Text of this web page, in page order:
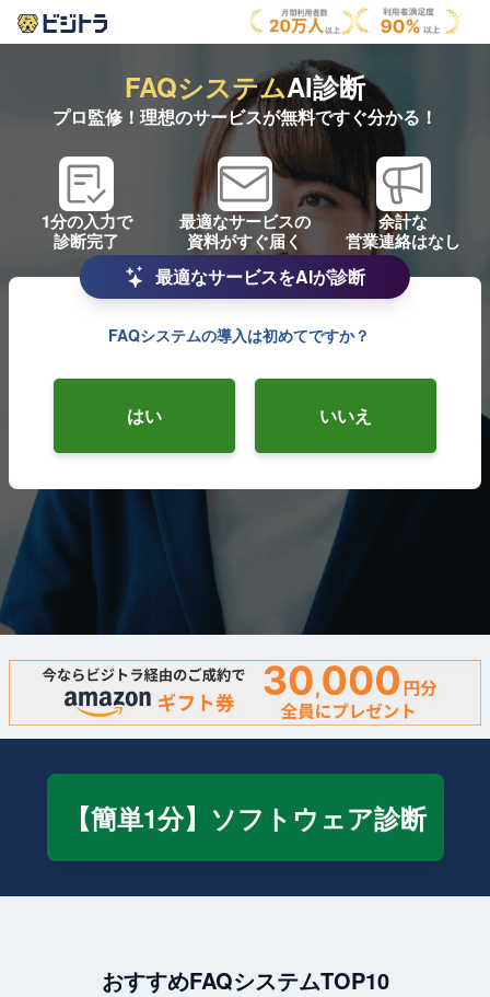
FAQシステムAI診断
プロ監修！理想のサービスが無料ですぐ分かる！
1分の入力で
診断完了
最適なサービスの
資料がすぐ届く
余計な
営業連絡はなし
最適なサービスをAIが診断
FAQシステムの導入は初めてですか？
はい いいえ
【簡単1分】ソフトウェア診断
おすすめFAQシステムTOP10